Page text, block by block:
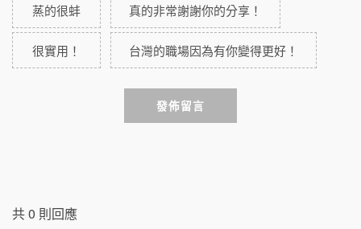
蒸的很蚌 真的非常謝謝你的分享！
很實用！ 台灣的職場因為有你變得更好！
發佈留言
共0 則回應